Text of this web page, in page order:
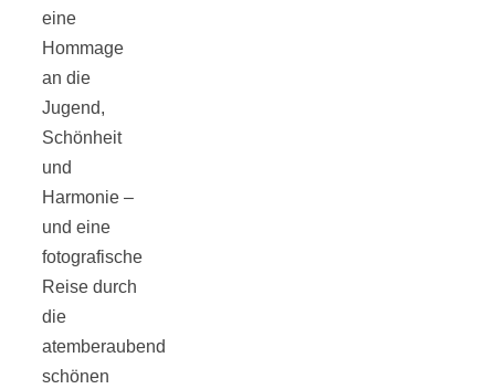
eine
Hommage
an die
Jugend,
Schönheit
und
Harmonie –
und eine
fotografische
Reise durch
die
atemberaubend
schönen